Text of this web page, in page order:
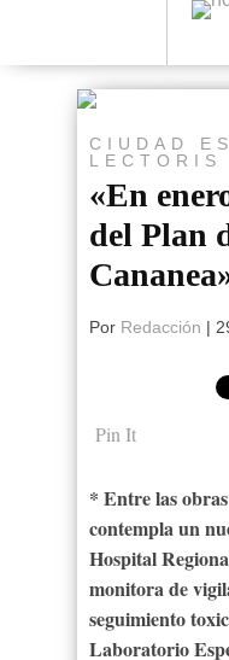
CIUDAD
LECTORIS
«En
del Plan
Por Redacción |
Pin It
* Entre las
contempla un
Hospital
monitora de
seguimiento
Laboratorio